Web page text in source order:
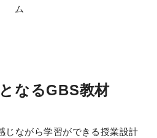
ム
なるGBS教材
ながら学習ができる授業設計